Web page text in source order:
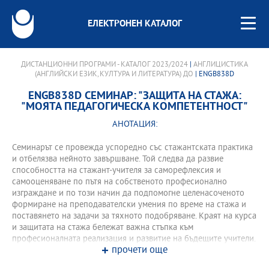
ЕЛЕКТРОНЕН КАТАЛОГ
ДИСТАНЦИОННИ ПРОГРАМИ - КАТАЛОГ 2023/2024 АНГЛИЦИСТИКА
(АНГЛИЙСКИ ЕЗИК, КУЛТУРА И ЛИТЕРАТУРА) ДО | ENGB838D
ENGB838D СЕМИНАР: "ЗАЩИТА НА СТАЖА:
"МОЯТА ПЕДАГОГИЧЕСКА КОМПЕТЕНТНОСТ"
АНОТАЦИЯ:
Семинарът се провежда успоредно със стажантската практика
и отбелязва нейното завършване. Той следва да развие
способността на стажант-учителя за саморефлексия и
самооценяване по пътя на собственото професионално
изграждане и по този начин да подпомогне целенасоченото
формиране на преподавателски умения по време на стажа и
поставянето на задачи за тяхното подобряване. Краят на курса
и защитата на стажа бележат важна стъпка към
професионалната реализация и развитие на бъдещите учители.
Основни дейности на стажант-учителите по време на семинара
прочети още